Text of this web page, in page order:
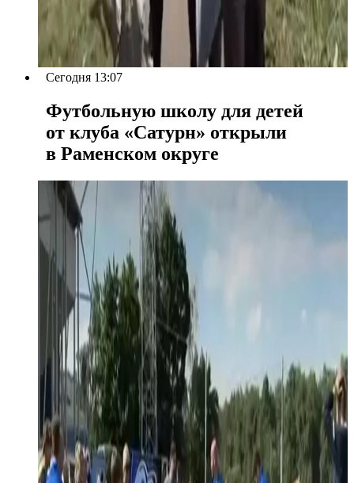
Сегодня 13:07
Футбольную школу для детей
от клуба «Сатурн» открыли
в Раменском округе